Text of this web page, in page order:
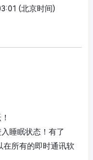
(北京时间)
睡眠状态！有了
在所有的即时通讯软